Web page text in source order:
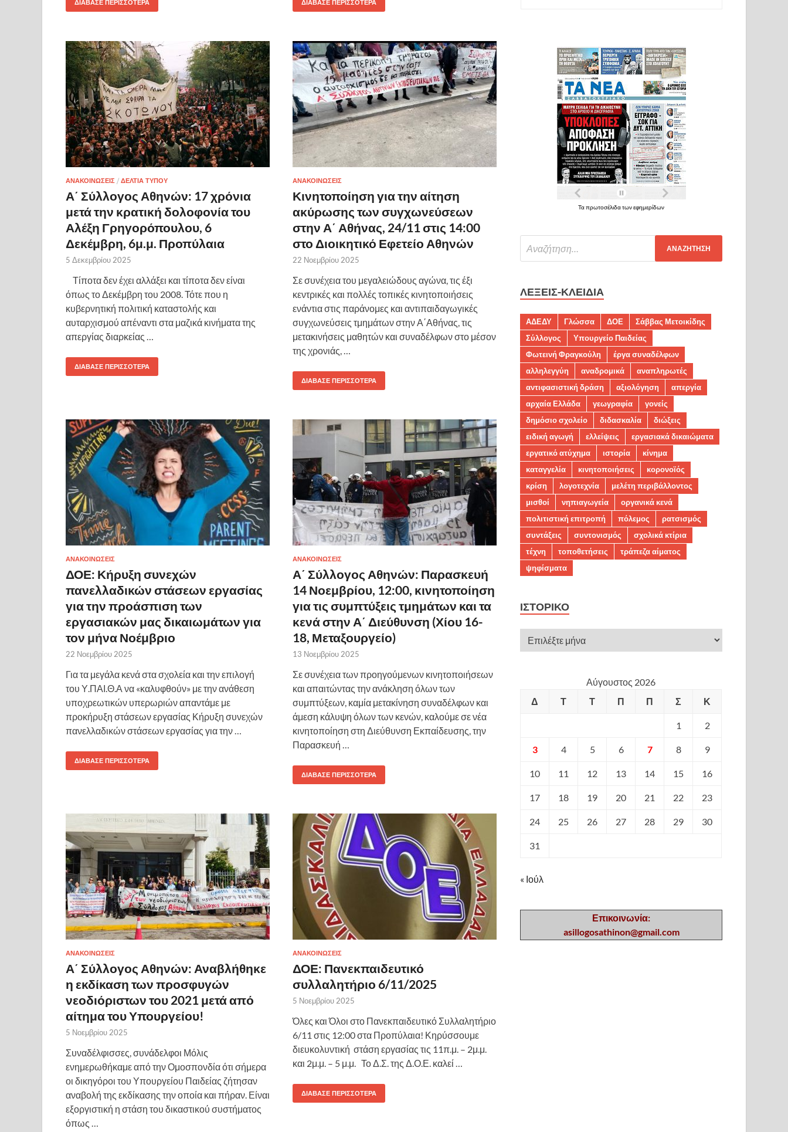
ΔΙΆΒΑΣΕ ΠΕΡΙΣΣΌΤΕΡΑ ΔΙΆΒΑΣΕ ΠΕΡΙΣΣΌΤΕΡΑ
ΑΝΑΚΟΙΝΩΣΕΙΣ / ΔΕΛΤΙΑ ΤΥΠΟΥ
Α΄ Σύλλογος Αθηνών: 17 χρόνια
μετά την κρατική δολοφονία του
Αλέξη Γρηγορόπουλου, 6
Δεκέμβρη, 6μ.μ. Προπύλαια
5 Δεκεμβρίου 2025
Τίποτα δεν έχει αλλάξει και τίποτα δεν είναι
όπως το Δεκέμβρη του 2008. Τότε που η
κυβερνητική πολιτική καταστολής και
αυταρχισμού απέναντι στα μαζικά κινήματα της
απεργίας διαρκείας …
ΔΙΆΒΑΣΕ ΠΕΡΙΣΣΌΤΕΡΑ
ΑΝΑΚΟΙΝΩΣΕΙΣ
Κινητοποίηση για την αίτηση
ακύρωσης των συγχωνεύσεων
στην Α΄ Αθήνας, 24/11 στις 14:00
στο Διοικητικό Εφετείο Αθηνών
22 Νοεμβρίου 2025
Σε συνέχεια του μεγαλειώδους αγώνα, τις έξι
κεντρικές και πολλές τοπικές κινητοποιήσεις
ενάντια στις παράνομες και αντιπαιδαγωγικές
συγχωνεύσεις τμημάτων στην Α΄Αθήνας, τις
μετακινήσεις μαθητών και συναδέλφων στο μέσον
της χρονιάς, …
ΔΙΆΒΑΣΕ ΠΕΡΙΣΣΌΤΕΡΑ
ΑΝΑΚΟΙΝΩΣΕΙΣ
ΔΟΕ: Κήρυξη συνεχών
πανελλαδικών στάσεων εργασίας
για την προάσπιση των
εργασιακών μας δικαιωμάτων για
τον μήνα Νοέμβριο
22 Νοεμβρίου 2025
Για τα μεγάλα κενά στα σχολεία και την επιλογή
του Υ.ΠΑΙ.Θ.Α να «καλυφθούν» με την ανάθεση
υποχρεωτικών υπερωριών απαντάμε με
προκήρυξη στάσεων εργασίας Κήρυξη συνεχών
πανελλαδικών στάσεων εργασίας για την …
ΔΙΆΒΑΣΕ ΠΕΡΙΣΣΌΤΕΡΑ
ΑΝΑΚΟΙΝΩΣΕΙΣ
Α΄ Σύλλογος Αθηνών: Παρασκευή
14 Νοεμβρίου, 12:00, κινητοποίηση
για τις συμπτύξεις τμημάτων και τα
κενά στην Α΄ Διεύθυνση (Χίου 16-
18, Μεταξουργείο)
13 Νοεμβρίου 2025
Σε συνέχεια των προηγούμενων κινητοποιήσεων
και απαιτώντας την ανάκληση όλων των
συμπτύξεων, καμία μετακίνηση συναδέλφων και
άμεση κάλυψη όλων των κενών, καλούμε σε νέα
κινητοποίηση στη Διεύθυνση Εκπαίδευσης, την
Παρασκευή …
ΔΙΆΒΑΣΕ ΠΕΡΙΣΣΌΤΕΡΑ
ΑΝΑΚΟΙΝΩΣΕΙΣ
Α΄ Σύλλογος Αθηνών: Αναβλήθηκε
η εκδίκαση των προσφυγών
νεοδιόριστων του 2021 μετά από
αίτημα του Υπουργείου!
5 Νοεμβρίου 2025
Συναδέλφισσες, συνάδελφοι Μόλις
ενημερωθήκαμε από την Ομοσπονδία ότι σήμερα
οι δικηγόροι του Υπουργείου Παιδείας ζήτησαν
αναβολή της εκδίκασης την οποία και πήραν. Είναι
εξοργιστική η στάση του δικαστικού συστήματος
όπως …
ΑΝΑΚΟΙΝΩΣΕΙΣ
ΔΟΕ: Πανεκπαιδευτικό
συλλαλητήριο 6/11/2025
5 Νοεμβρίου 2025
Όλες και Όλοι στο Πανεκπαιδευτικό Συλλαλητήριο
6/11 στις 12:00 στα Προπύλαια! Κηρύσσουμε
διευκολυντική στάση εργασίας τις 11π.μ. – 2μ.μ.
και 2μ.μ. – 5 μ.μ. Το Δ.Σ. της Δ.Ο.Ε. καλεί …
ΔΙΆΒΑΣΕ ΠΕΡΙΣΣΌΤΕΡΑ
Τα πρωτοσέλιδα των εφημερίδων
ΛΈΞΕΙΣ-ΚΛΕΙΔΙΆ
ΑΔΕΔΥ Γλώσσα ΔΟΕ
Σάββας Μετοικίδης
Σύλλογος
Υπουργείο Παιδείας
Φωτεινή Φραγκούλη
έργα συναδέλφων
αλληλεγγύη
αναδρομικά
αναπληρωτές
αντιφασιστική δράση
αξιολόγηση
απεργία
αρχαία Ελλάδα
γεωγραφία
γονείς
δημόσιο σχολείο
διδασκαλία
διώξεις
ειδική αγωγή
ελλείψεις
εργασιακά δικαιώματα
εργατικό ατύχημα
ιστορία
κίνημα
καταγγελία
κινητοποιήσεις
κορονοϊός
κρίση
λογοτεχνία
μελέτη περιβάλλοντος
μισθοί
νηπιαγωγεία
οργανικά κενά
πολιτιστική επιτροπή
πόλεμος
ρατσισμός
συντάξεις
συντονισμός
σχολικά κτίρια
τέχνη
τοποθετήσεις
τράπεζα αίματος
ψηφίσματα
ΙΣΤΟΡΙΚΌ
Αύγουστος 2026
Δ
Τ Τ Π Π Σ Κ
1 2
3 4 5 6 7 8 9
10 11 12 13 14 15 16
17 18 19 20 21 22 23
24 25 26 27 28 29 30
31
« Ιούλ
Επικοινωνία:
asillogosathinon@gmail.com